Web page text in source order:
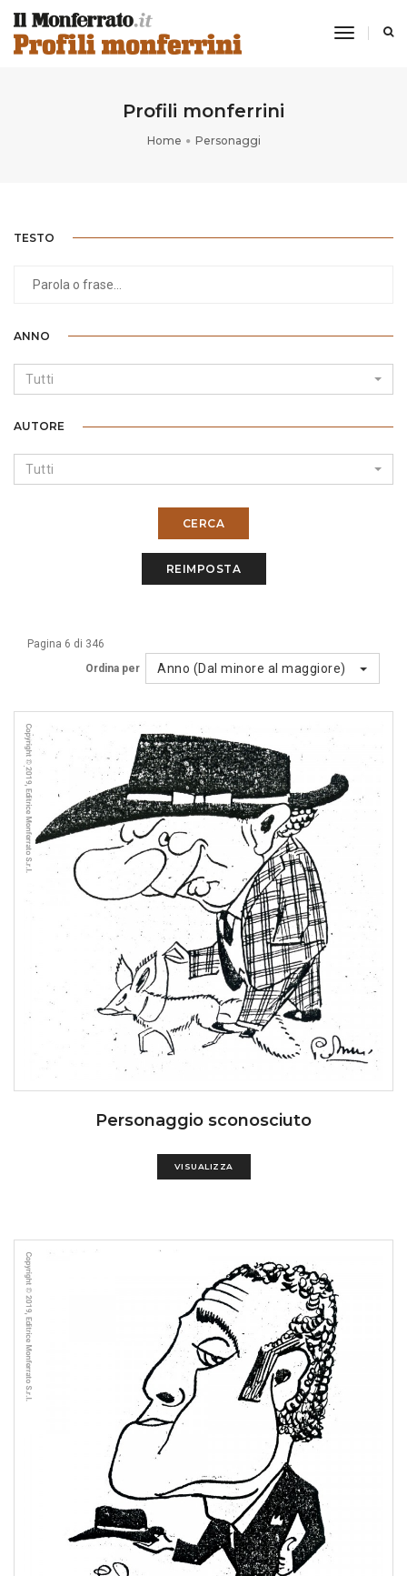
toggle
Profili monferrini
Home Personaggi
TESTO
ANNO
Tutti
AUTORE
Tutti
CERCA
REIMPOSTA
Pagina 6 di 346
Ordina per
Anno (Dal minore al maggiore)
Personaggio sconosciuto
VISUALIZZA